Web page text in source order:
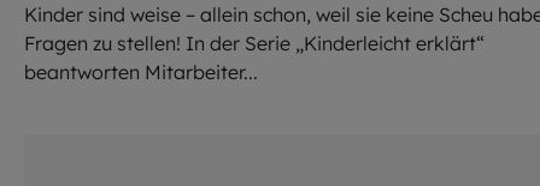
Kinder sind weise – allein schon, weil sie keine Scheu
Fragen zu stellen! In der Serie „Kinderleicht erklärt“
beantworten Mitarbeiter...